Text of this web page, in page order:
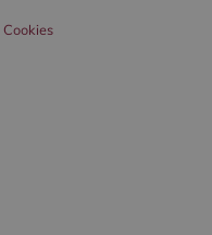
Cookies